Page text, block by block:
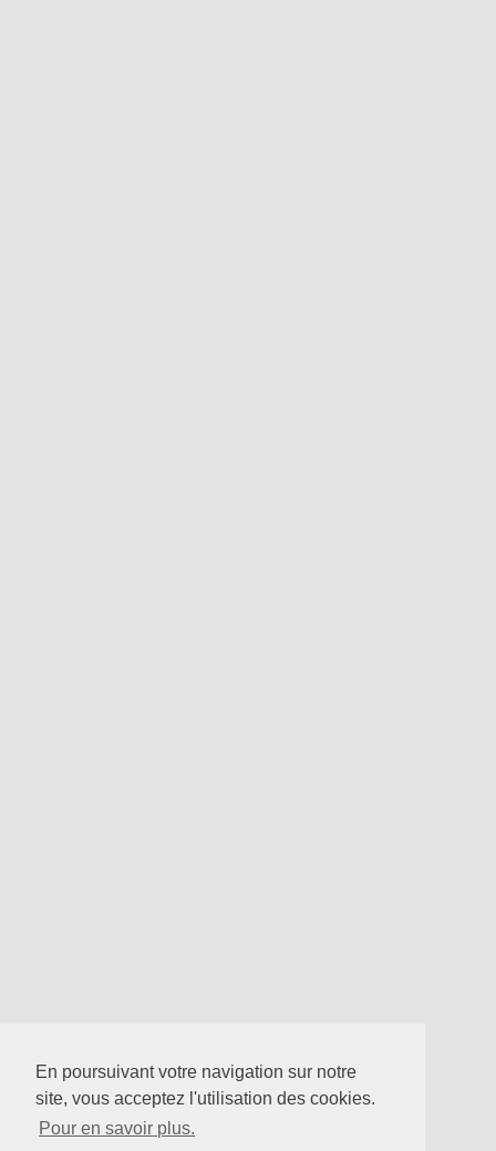
En poursuivant votre navigation sur notre
site, vous acceptez l'utilisation des cookies.
Pour en savoir plus.